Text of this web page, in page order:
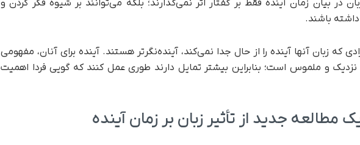
در بیان زمان آینده فقط بر گفتار اثر نمی‌گذارند؛ بلکه می‌توانند بر شیوه فکر کردن و
داشته باشند.
که زبان‌ آنها آینده را از حال جدا نمی‌کند، آینده‌نگرتر هستند. آینده برای آنان، مفهومی
و ملموس است؛ بنابراین بیشتر تمایل دارند طوری عمل کنند که گویی فردا اهمیت
مطالعه جدید از تأثیر زبان بر زمان آینده